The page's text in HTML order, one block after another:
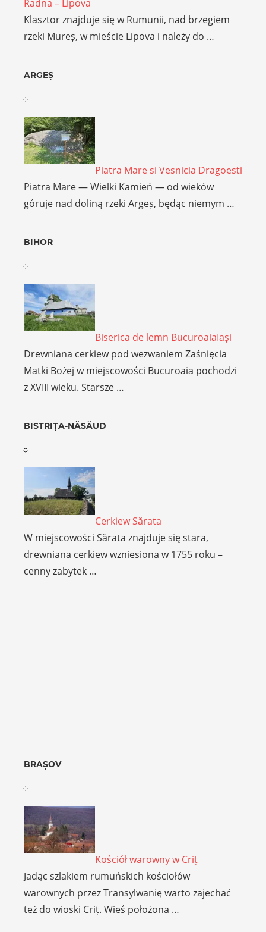
Radna – Lipova
Klasztor znajduje się w Rumunii, nad brzegiem
rzeki Mureș, w mieście Lipova i należy do …
ARGEȘ
Piatra Mare si Vesnicia Dragoesti
Piatra Mare — Wielki Kamień — od wieków
góruje nad doliną rzeki Argeș, będąc niemym …
BIHOR
Biserica de lemn BucuroaiaIași
Drewniana cerkiew pod wezwaniem Zaśnięcia
Matki Bożej w miejscowości Bucuroaia pochodzi
z XVIII wieku. Starsze …
BISTRIȚA-NĂSĂUD
Cerkiew Sărata
W miejscowości Sărata znajduje się stara,
drewniana cerkiew wzniesiona w 1755 roku –
cenny zabytek …
BRAȘOV
Kościół warowny w Criț
Jadąc szlakiem rumuńskich kościołów
warownych przez Transylwanię warto zajechać
też do wioski Criț. Wieś położona …